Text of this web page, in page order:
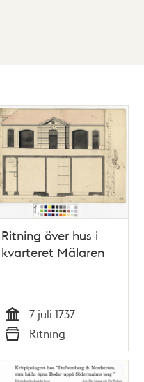
Ritning över hus i
kvarteret Mälaren
Tid
7 juli 1737
Typ
Ritning